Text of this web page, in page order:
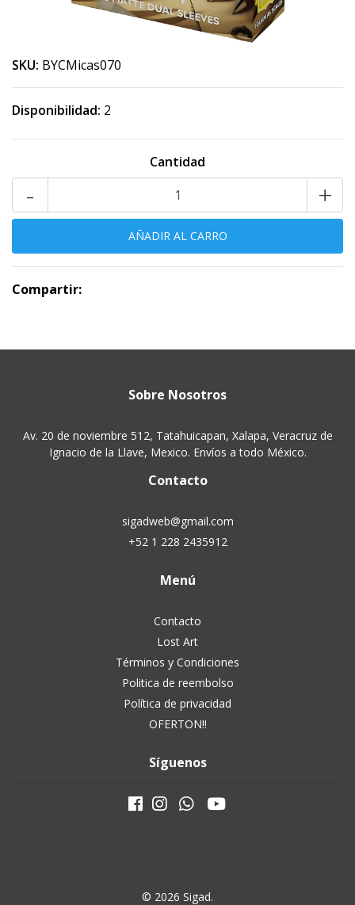
SKU: BYCMicas070
Disponibilidad: 2
Cantidad
+
-
Compartir:
Sobre Nosotros
Av. 20 de noviembre 512, Tatahuicapan, Xalapa, Veracruz de
Ignacio de la Llave, Mexico. Envíos a todo México.
Contacto
sigadweb@gmail.com
+52 1 228 2435912
Menú
Contacto
Lost Art
Términos y Condiciones
Politica de reembolso
Política de privacidad
OFERTON!!
Síguenos
© 2026 Sigad.